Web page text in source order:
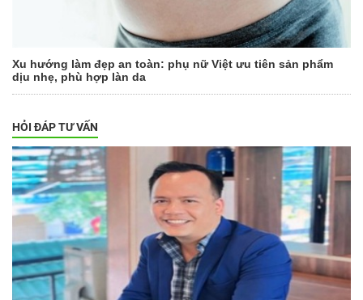
Xu hướng làm đẹp an toàn: phụ nữ Việt ưu tiên sản phẩm
dịu nhẹ, phù hợp làn da
HỎI ĐÁP TƯ VẤN